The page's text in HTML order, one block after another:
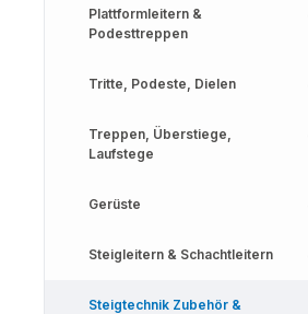
Plattformleitern &
Podesttreppen
Tritte, Podeste, Dielen
Treppen, Überstiege,
Laufstege
Gerüste
Steigleitern & Schachtleitern
Steigtechnik Zubehör &